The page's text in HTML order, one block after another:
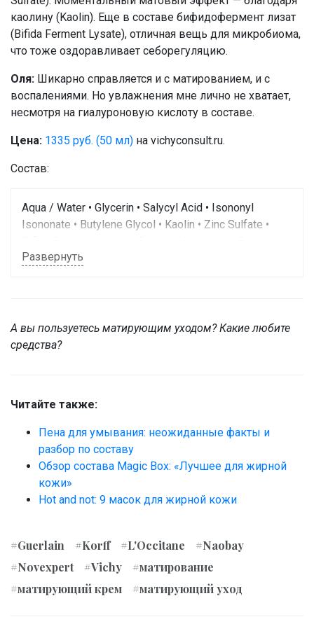
каолину (Kaolin). Еще в составе бифидофермент лизат
(Bifida Ferment Lysate), отличная вещь для микробиома,
что тоже оздоравливает себорегуляцию.
Оля: Шикарно справляется и с матированием, и с
воспалениями. Но увлажнения мне лично не хватает,
несмотря на гиалуроновую кислоту в составе.
Цена: 1335 руб. (50 мл) на vichyconsult.ru.
Состав:
Aqua / Water • Glycerin • Salycyl Acid • Isononyl
Isononate • Butylene Glycol • Kaolin • Zinc Sulfate •
Polyacrylate • Sodium Hyaluronate • Sodium Benzoate •
30 Alkyl Acrylate Crosspolymer • Parfum /
Fragrance.Code F.I.L.:B225519/1.
Развернуть
А вы пользуетесь матирующим уходом? Какие любите
средства?
Читайте также:
Пена для умывания: неожиданные факты и
разбор по составу
Обзор состава Magic Box: «Лучшее для жирной
кожи»
Hot and not: 9 масок для жирной кожи
#Guerlain #Korff #L'Occitane
#Naobay
#Novexpert
#Vichy
#матирование
#матирующий крем
#матирующий уход